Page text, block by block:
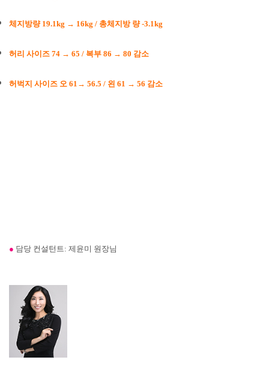
체지방량 19.1kg → 16kg / 총체지방 량 -3.1kg
허리 사이즈 74 → 65 / 복부 86 → 80 감소
허벅지 사이즈 오 61→ 56.5 / 왼 61 → 56 감소
● 담당 컨설턴트: 제윤미 원장님